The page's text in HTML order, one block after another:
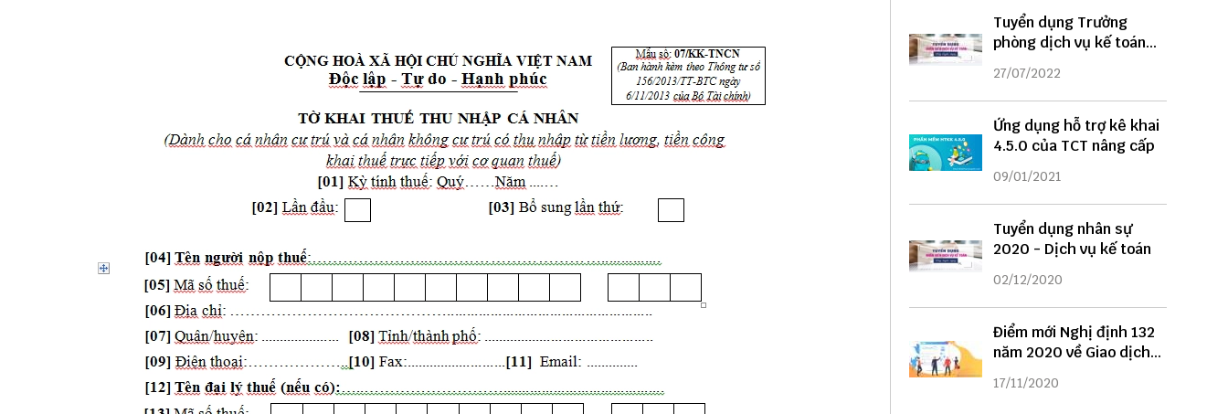
Tuyển dụng Trưởng
phòng dịch vụ kế toán
năm 2022
27/07/2022
Ứng dụng hỗ trợ kê khai
4.5.0 của TCT nâng cấp
09/01/2021
Tuyển dụng nhân sự
2020 - Dịch vụ kế toán
02/12/2020
Điểm mới Nghị định 132
năm 2020 về Giao dịch
liên kết
17/11/2020